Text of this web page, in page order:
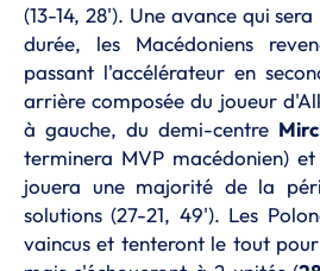
(13-14, 28'). Une avance qui
durée, les Macédoniens
passant l'accélérateur en
arrière composée du joueur
à gauche, du demi-centre
terminera MVP macédonien)
jouera une majorité de la
solutions (27-21, 49'). Les
vaincus et tenteront le tout